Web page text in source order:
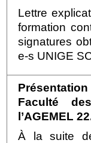
Lettre
formation
signatures
e-s UNIGE
Faculté
l’AGEMEL
À la suite